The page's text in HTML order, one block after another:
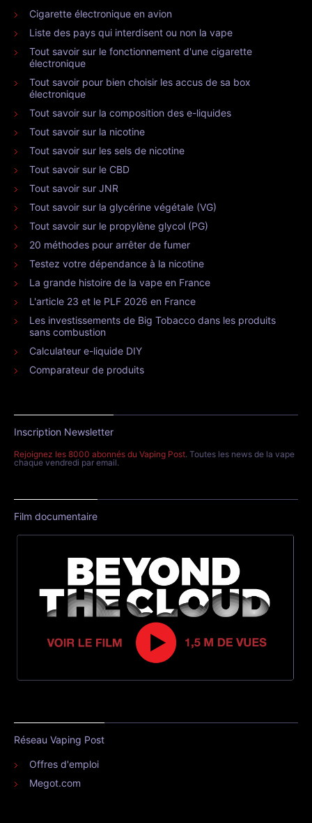
Cigarette électronique en avion
Liste des pays qui interdisent ou non la vape
Tout savoir sur le fonctionnement d'une cigarette
électronique
Tout savoir pour bien choisir les accus de sa box
électronique
Tout savoir sur la composition des e-liquides
Tout savoir sur la nicotine
Tout savoir sur les sels de nicotine
Tout savoir sur le CBD
Tout savoir sur JNR
Tout savoir sur la glycérine végétale (VG)
Tout savoir sur le propylène glycol (PG)
20 méthodes pour arrêter de fumer
Testez votre dépendance à la nicotine
La grande histoire de la vape en France
L'article 23 et le PLF 2026 en France
Les investissements de Big Tobacco dans les produits
sans combustion
Calculateur e-liquide DIY
Comparateur de produits
Inscription Newsletter
Rejoignez les 8000 abonnés du Vaping Post. Toutes les news de la vape
chaque vendredi par email.
Film documentaire
Réseau Vaping Post
Offres d'emploi
Megot.com